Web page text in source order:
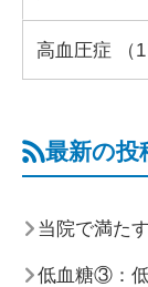
高血圧症 （1
最新の投
当院で満た
低血糖③：